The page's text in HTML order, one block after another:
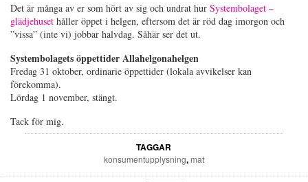
Det är många av er som hört av sig och undrat hur Systembolaget –
glädjehuset håller öppet i helgen, eftersom det är röd dag imorgon och
”vissa” (inte vi) jobbar halvdag. Såhär ser det ut.
Systembolagets öppettider Allahelgonahelgen
Fredag 31 oktober, ordinarie öppettider (lokala avvikelser kan
förekomma).
Lördag 1 november, stängt.
Tack för mig.
TAGGAR
konsumentupplysning,mat